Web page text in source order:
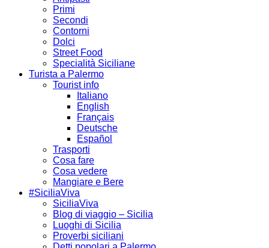
Primi
Secondi
Contorni
Dolci
Street Food
Specialità Siciliane
Turista a Palermo
Tourist info
Italiano
English
Français
Deutsche
Español
Trasporti
Cosa fare
Cosa vedere
Mangiare e Bere
#SiciliaViva
SiciliaViva
Blog di viaggio – Sicilia
Luoghi di Sicilia
Proverbi siciliani